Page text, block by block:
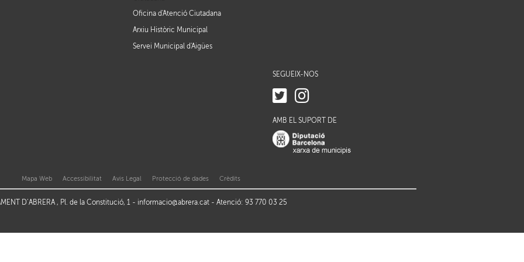
Oficina d'Atenció Ciutadana
Arxiu Històric Municipal
Servei Municipal d'Aigües
SEGUEIX-NOS
AMB EL SUPORT DE
Mapa Web Accessibilitat Avis Legal Protecció de dades Crèdits
D’ABRERA , Pl. de la Constitució, 1 - informacio@abrera.cat - Atenció: 93 770 03 25